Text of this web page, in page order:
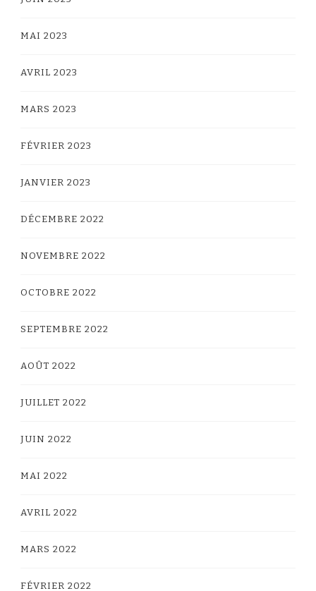
MAI 2023
AVRIL 2023
MARS 2023
FÉVRIER 2023
JANVIER 2023
DÉCEMBRE 2022
NOVEMBRE 2022
OCTOBRE 2022
SEPTEMBRE 2022
AOÛT 2022
JUILLET 2022
JUIN 2022
MAI 2022
AVRIL 2022
MARS 2022
FÉVRIER 2022